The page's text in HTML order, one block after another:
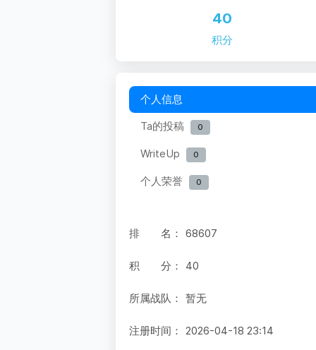
40
积分
个人信息
Ta的投稿
0
WriteUp 0
个人荣誉 0
排 名： 68607
积 分： 40
所属战队： 暂无
注册时间： 2026-04-18 23:14